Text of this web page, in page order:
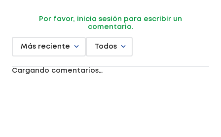
Por favor, inicia sesión para escribir un
comentario.
Más reciente Todos
Cargando comentarios…